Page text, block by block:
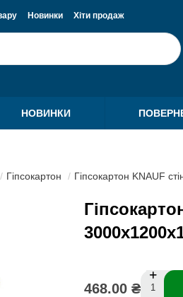
Новинки Хіти продаж
НОВИНКИ
Гіпсокартон Гіпсокартон KNAUF
468.00 ₴